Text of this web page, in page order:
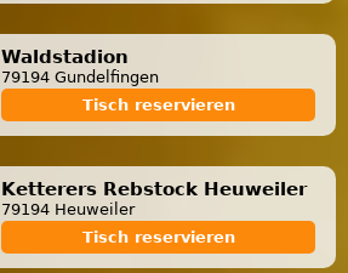
Waldstadion
79194 Gundelfingen
Tisch reservieren
Ketterers Rebstock Heuweiler
79194 Heuweiler
Tisch reservieren